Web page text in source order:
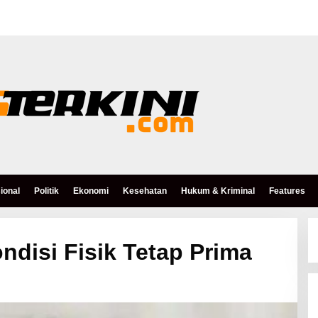
Politik Ekonomi Kesehatan Hukum & Kriminal Features
Fisik Tetap Prima